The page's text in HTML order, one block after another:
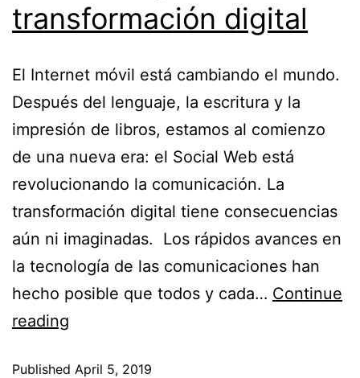
transformación digital
El Internet móvil está cambiando el mundo.
Después del lenguaje, la escritura y la
impresión de libros, estamos al comienzo
de una nueva era: el Social Web está
revolucionando la comunicación. La
transformación digital tiene consecuencias
aún ni imaginadas. Los rápidos avances en
la tecnología de las comunicaciones han
hecho posible que todos y cada… Continue
reading
Published April 5, 2019